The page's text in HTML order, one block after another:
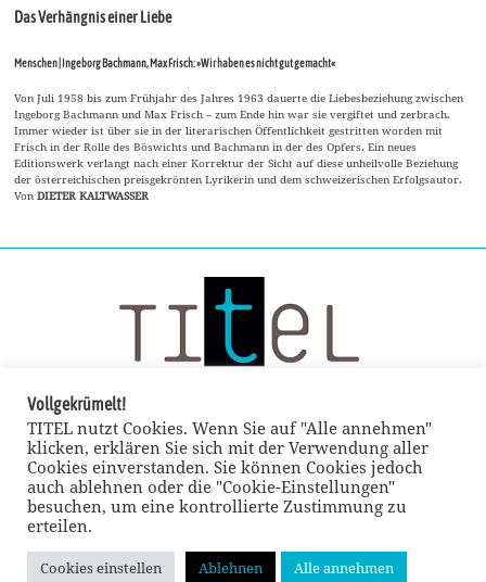
Das Verhängnis einer Liebe
Menschen | Ingeborg Bachmann, Max Frisch: »Wir haben es nicht gut gemacht«
Von Juli 1958 bis zum Frühjahr des Jahres 1963 dauerte die Liebesbeziehung zwischen
Ingeborg Bachmann und Max Frisch – zum Ende hin war sie vergiftet und zerbrach.
Immer wieder ist über sie in der literarischen Öffentlichkeit gestritten worden mit
Frisch in der Rolle des Böswichts und Bachmann in der des Opfers. Ein neues
Editionswerk verlangt nach einer Korrektur der Sicht auf diese unheilvolle Beziehung
der österreichischen preisgekrönten Lyrikerin und dem schweizerischen Erfolgsautor.
VonDIETER KALTWASSER
© TITEL kulturmagazin 2022
Vollgekrümelt!
TITEL nutzt Cookies. Wenn Sie auf "Alle annehmen"
klicken, erklären Sie sich mit der Verwendung aller
Cookies einverstanden. Sie können Cookies jedoch
auch ablehnen oder die "Cookie-Einstellungen"
besuchen, um eine kontrollierte Zustimmung zu
erteilen.
Cookies einstellen Ablehnen Alle annehmen